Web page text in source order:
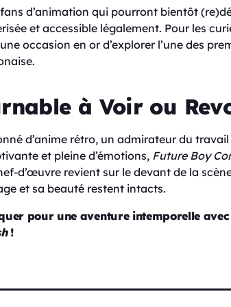
d’animation qui pourront bientôt
et accessible légalement. Pour les
occasion en or d’explorer l’une des
à Voir ou
d’anime rétro, un admirateur du
et pleine d’émotions, Future Boy
d’œuvre revient sur le devant de la
et sa beauté restent intacts.
pour une aventure intemporelle avec
!